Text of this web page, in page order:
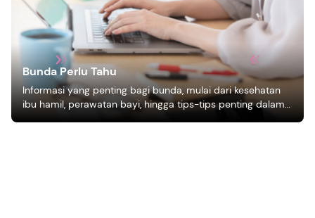
Bunda Perlu Tahu
Informasi yang penting bagi bunda, mulai dari kesehatan
ibu hamil, perawatan bayi, hingga tips-tips penting dalam
mengasuh anak